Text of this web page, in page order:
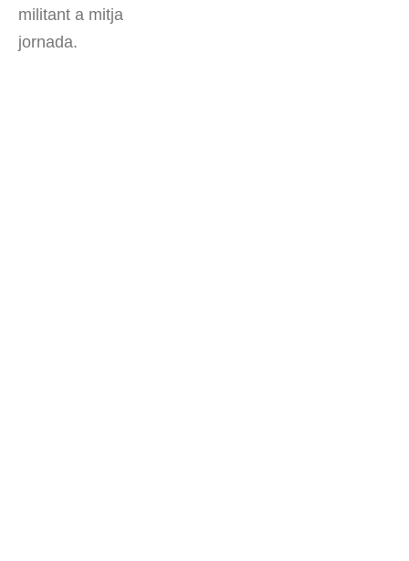
militant a mitja
jornada.